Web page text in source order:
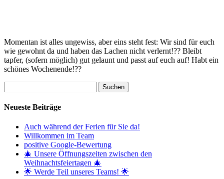
Momentan ist alles ungewiss, aber eins steht fest: Wir sind für euch
wie gewohnt da und haben das Lachen nicht verlernt!?? Bleibt
tapfer, (sofern möglich) gut gelaunt und passt auf euch auf! Habt ein
schönes Wochenende!??
nach:
Neueste Beiträge
Auch während der Ferien für Sie da!
Willkommen im Team
positive Google-Bewertung
🎄 Unsere Öffnungszeiten zwischen den
Weihnachtsfeiertagen 🎄
🌟 Werde Teil unseres Teams! 🌟